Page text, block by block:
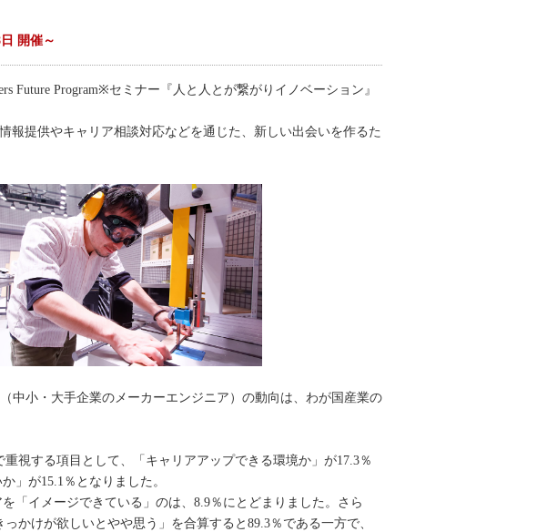
開催～
Future Program※セミナー『人と人とが繋がりイノベーション』
報提供やキャリア相談対応などを通じた、新しい出会いを作るた
中小・大手企業のメーカーエンジニア）の動向は、わが国産業の
視する項目として、「キャリアアップできる環境か」が17.3％
」が15.1％となりました。
「イメージできている」のは、8.9％にとどまりました。さら
かけが欲しいとやや思う」を合算すると89.3％である一方で、